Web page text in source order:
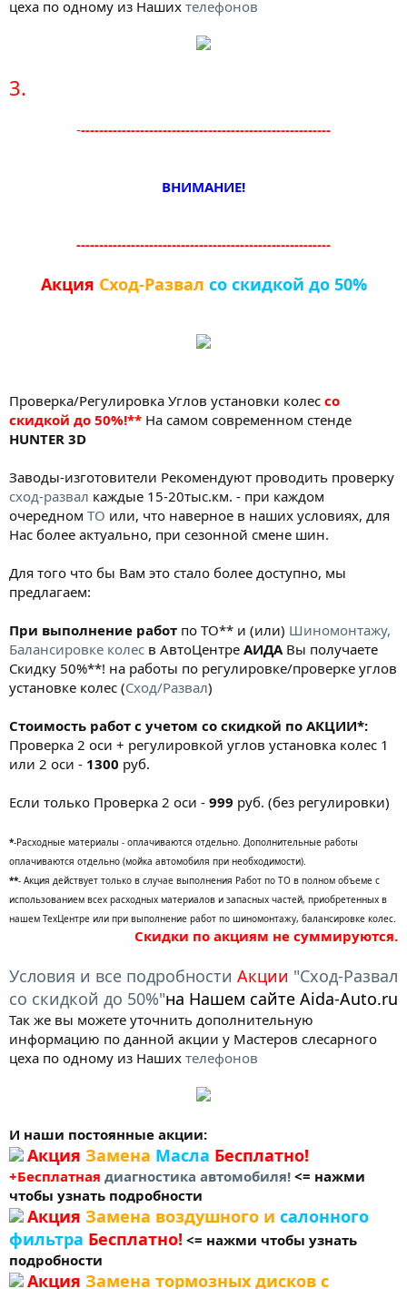
цеха по одному из Наших телефонов
3.
--------------------------------------------------------
ВНИМАНИЕ!
--------------------------------------------------------
Акция Сход-Развал со скидкой до 50%
Проверка/Регулировка Углов установки колес со
скидкой до 50%!** На самом современном стенде
HUNTER 3D
Заводы-изготовители Рекомендуют проводить проверку
сход-развал каждые 15-20тыс.км. - при каждом
очередном ТО или, что наверное в наших условиях, для
Нас более актуально, при сезонной смене шин.
Для того что бы Вам это стало более доступно, мы
предлагаем:
При выполнение работ по ТО** и (или) Шиномонтажу,
Балансировке колес в АвтоЦентре АИДА Вы получаете
Скидку 50%**! на работы по регулировке/проверке углов
установке колес (Сход/Развал)
Стоимость работ с учетом со скидкой по АКЦИИ*:
Проверка 2 оси + регулировкой углов установка колес 1
или 2 оси - 1300 руб.
Если только Проверка 2 оси - 999 руб. (без регулировки)
*-Расходные материалы - оплачиваются отдельно. Дополнительные работы
оплачиваются отдельно (мойка автомобиля при необходимости).
**- Акция действует только в случае выполнения Работ по ТО в полном объеме с
использованием всех расходных материалов и запасных частей, приобретенных в
нашем ТехЦентре или при выполнение работ по шиномонтажу, балансировке колес.
Скидки по акциям не суммируются.
Условия и все подробности Акции "Сход-Развал
со скидкой до 50%"на Нашем сайте Aida-Auto.ru
Так же вы можете уточнить дополнительную
информацию по данной акции у Мастеров слесарного
цеха по одному из Наших телефонов
И наши постоянные акции:
Акция Замена Масла Бесплатно!
+Бесплатная диагностика автомобиля! <= нажми
чтобы узнать подробности
Акция Замена воздушного и салонного
фильтра Бесплатно! <= нажми чтобы узнать
подробности
Акция Замена тормозных дисков с